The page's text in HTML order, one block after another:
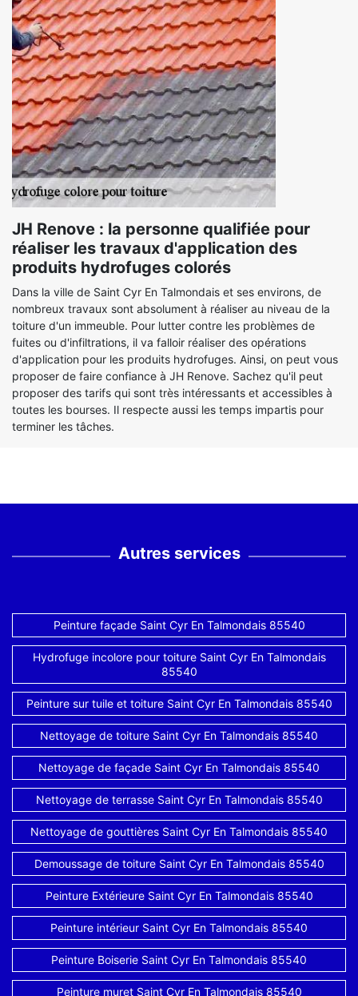
JH Renove : la personne qualifiée pour
réaliser les travaux d'application des
produits hydrofuges colorés
Dans la ville de Saint Cyr En Talmondais et ses environs, de
nombreux travaux sont absolument à réaliser au niveau de la
toiture d'un immeuble. Pour lutter contre les problèmes de
fuites ou d'infiltrations, il va falloir réaliser des opérations
d'application pour les produits hydrofuges. Ainsi, on peut vous
proposer de faire confiance à JH Renove. Sachez qu'il peut
proposer des tarifs qui sont très intéressants et accessibles à
toutes les bourses. Il respecte aussi les temps impartis pour
terminer les tâches.
Autres services
Peinture façade Saint Cyr En Talmondais 85540
Hydrofuge incolore pour toiture Saint Cyr En Talmondais
85540
Peinture sur tuile et toiture Saint Cyr En Talmondais 85540
Nettoyage de toiture Saint Cyr En Talmondais 85540
Nettoyage de façade Saint Cyr En Talmondais 85540
Nettoyage de terrasse Saint Cyr En Talmondais 85540
Nettoyage de gouttières Saint Cyr En Talmondais 85540
Demoussage de toiture Saint Cyr En Talmondais 85540
Peinture Extérieure Saint Cyr En Talmondais 85540
Peinture intérieur Saint Cyr En Talmondais 85540
Peinture Boiserie Saint Cyr En Talmondais 85540
Peinture muret Saint Cyr En Talmondais 85540